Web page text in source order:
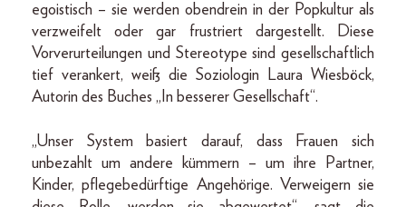
egoistisch – sie werden obendrein in der Popkultur als
verzweifelt oder gar frustriert dargestellt. Diese
Vorverurteilungen und Stereotype sind gesellschaftlich
tief verankert, weiß die Soziologin Laura Wiesböck,
Autorin des Buches „In besserer Gesellschaft“.
„Unser System basiert darauf, dass Frauen sich
unbezahlt um andere kümmern – um ihre Partner,
Kinder, pflegebedürftige Angehörige. Verweigern sie